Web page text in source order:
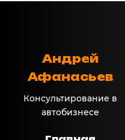
Андрей
Афанасьев
Консультирование в
автобизнесе